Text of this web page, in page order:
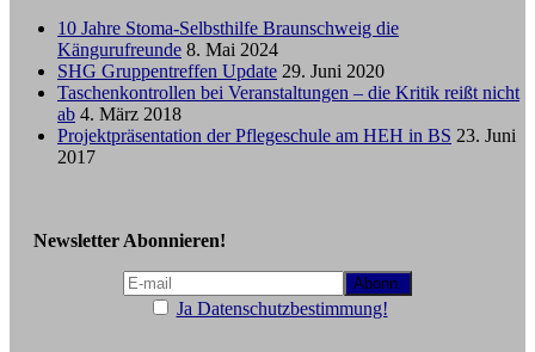
10 Jahre Stoma-Selbsthilfe Braunschweig die
Kängurufreunde 8. Mai 2024
SHG Gruppentreffen Update 29. Juni 2020
Taschenkontrollen bei Veranstaltungen – die Kritik reißt nicht
ab 4. März 2018
Projektpräsentation der Pflegeschule am HEH in BS 23. Juni
2017
Newsletter Abonnieren!
Ja Datenschutzbestimmung!